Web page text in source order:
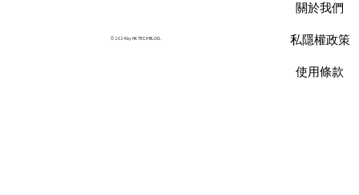
限制，用 Database Savings Plans 省下
© 2024 by HK TECH BLOG .
關於我們
私隱權政策
使用條款